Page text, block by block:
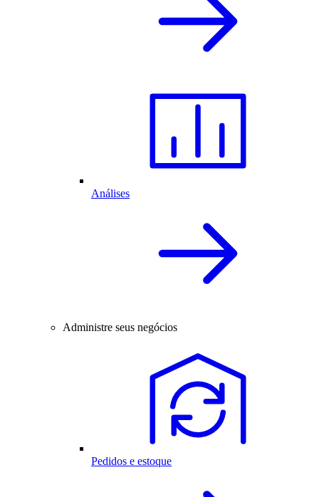
Análises
Administre seus negócios
Pedidos e estoque